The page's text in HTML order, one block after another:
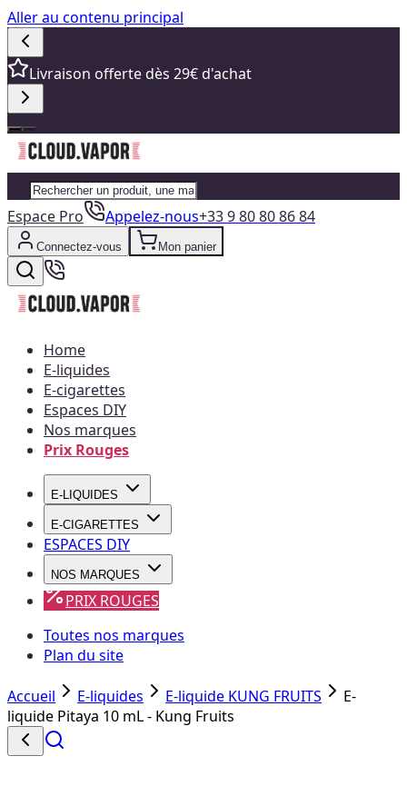
Aller au contenu principal
Livraison offerte dès 29€ d'achat
Espace Pro Appelez-nous+33 9 80 80 86 84
Connectez-vous Mon panier
Home
E-liquides
E-cigarettes
Espaces DIY
Nos marques
Prix Rouges
E-LIQUIDES
E-CIGARETTES
ESPACES DIY
NOS MARQUES
PRIX ROUGES
Toutes nos marques
Plan du site
Accueil E-liquides E-liquide KUNG FRUITS
E-
liquide Pitaya 10 mL - Kung Fruits